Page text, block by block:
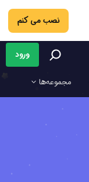
نصب می کنم
مجموعه‌ها
ورود